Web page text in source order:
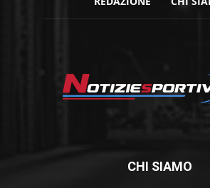
CHI SIAMO